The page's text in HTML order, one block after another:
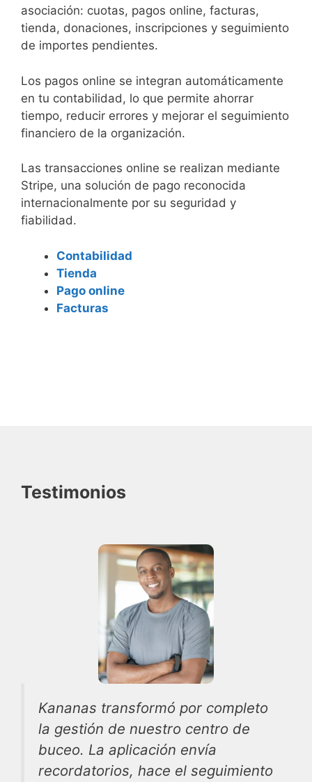
asociación: cuotas, pagos online, facturas,
tienda, donaciones, inscripciones y seguimiento
de importes pendientes.
Los pagos online se integran automáticamente
en tu contabilidad, lo que permite ahorrar
tiempo, reducir errores y mejorar el seguimiento
financiero de la organización.
Las transacciones online se realizan mediante
Stripe, una solución de pago reconocida
internacionalmente por su seguridad y
fiabilidad.
Contabilidad
Tienda
Pago online
Facturas
Testimonios
Kananas transformó por completo
la gestión de nuestro centro de
buceo. La aplicación envía
recordatorios, hace el seguimiento